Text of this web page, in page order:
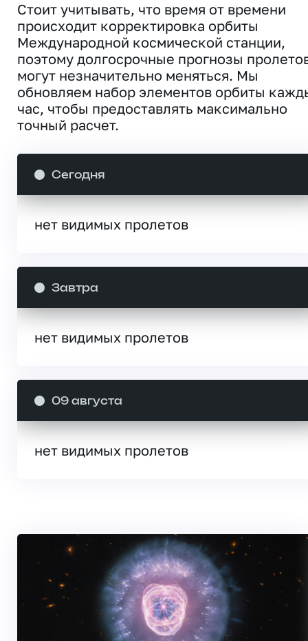
Стоит учитывать, что время от времени
происходит корректировка орбиты
Международной космической станции,
поэтому долгосрочные прогнозы
могут незначительно меняться. Мы
обновляем набор элементов орбиты
час, чтобы предоставлять максимально
точный расчет.
Сегодня
нет видимых пролетов
Завтра
нет видимых пролетов
09 августа
нет видимых пролетов